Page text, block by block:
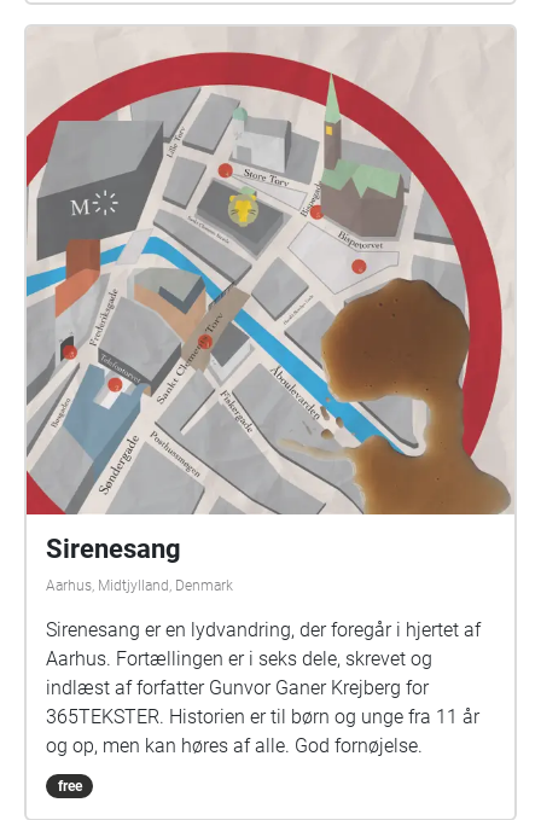
information For at starte audiowalken, stiller du dig
nær hovedindgangen til Det Kgl. Bibliotek. Herefter
trykker du STREAM WALK -> START. Du kan derefter
lægge din telefon i lommen. Igennem hele
fortællingen, skal du følge karaktererne rundt i
Universitetsparken. Det betyder, at når du bliver bedt
om at stoppe, er det vigtigt, at du stopper op. Du skal
nok få besked fra karaktererne, når du skal begynde
at gå igen. Du kan også vælge at downloade
lydfilerne ved at trykke på DOWNLOAD-ikonet til højre
for STREAM WALK. Hvis lyden forsvinder pludselig,
kan det være fordi, der er sket en fejl med GPS-
signalet. Hvis ikke du kan få lov til at trykke "PLAY",
når du åbner appen efter et eventuelt nedbrud, kan
du altid afspille lydfilerne manuelt. Det gør du ved at
trykke på DE TRE LINJER øverst til højre. Herefter
skal du SLÅ AUTOPLAY FRA i højre hjørne. Herfra
kan du afspille alle lydfilerne manuelt i rækkefølge 1,
2, 3, 4. Audiowalken er produceret af Vejledning og
Studieinformation ved Nat-Tech Uddannelse -
Aarhus Universitet.
Sirenesang
Aarhus, Midtjylland, Denmark
Sirenesang er en lydvandring, der foregår i hjertet af
Aarhus. Fortællingen er i seks dele, skrevet og
indlæst af forfatter Gunvor Ganer Krejberg for
365TEKSTER. Historien er til børn og unge fra 11 år
og op, men kan høres af alle. God fornøjelse.
free